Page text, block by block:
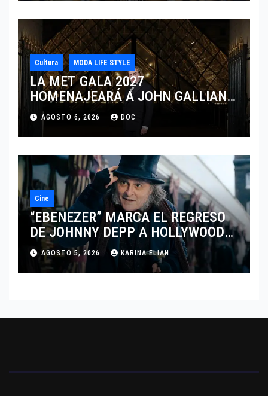
Cultura MODA LIFE STYLE
LA MET GALA 2027
HOMENAJEARÁ A JOHN GALLIANO
MARCANDO EL REGRESO DEL REY
DEL DRAMATISMO
AGOSTO 6, 2026 DOC
Cine
“EBENEZER” MARCA EL REGRESO
DE JOHNNY DEPP A HOLLYWOOD
TRAS SU PASO POR EL CINE
INDEPENDIENTE EUROPEO
AGOSTO 5, 2026 KARINA ELIAN